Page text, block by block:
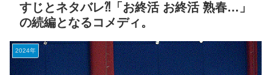
すじとネタバレ⁈「お終活 お終活 熟春…」
の続編となるコメディ。
2024年